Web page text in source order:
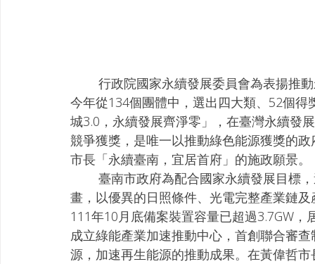
今年從134個團體中，選出四大類、52個
城3.0，永續發展齊淨零」，在臺灣永續發
競爭獲獎，是唯一以推動綠色能源獲獎的
市長「永續臺南，宜居首府」的施政願景。
畫，以優異的日照條件、光電完整產業鏈
111年10月底備案裝置容量已超過3.7GW
成立綠能產業加速推動中心，首創聯合審
源，加速再生能源的推動成果。在黃偉哲